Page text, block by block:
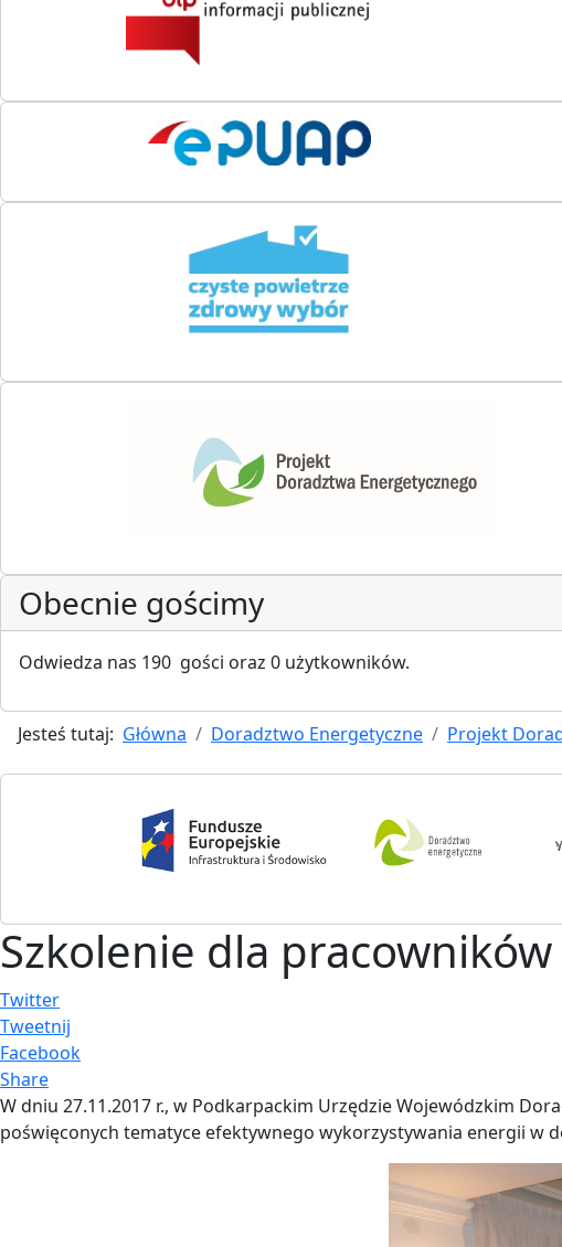
Obecnie gościmy
Odwiedza nas 190 gości oraz 0 użytkowników.
Jesteś tutaj: Główna Doradztwo Energetyczne Projekt
Szkolenie dla
Twitter
Tweetnij
Facebook
Share
W dniu 27.11.2017 r., w Podkarpackim Urzędzie Wojewódzkim
poświęconych tematyce efektywnego wykorzystywania energii w